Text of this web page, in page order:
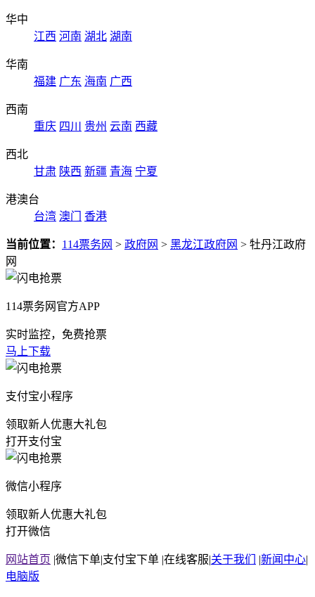
华中
江西 河南 湖北 湖南
华南
福建 广东 海南 广西
西南
重庆 四川 贵州 云南 西藏
西北
甘肃 陕西 新疆 青海 宁夏
港澳台
台湾 澳门 香港
当前位置： 114票务网 > 政府网 > 黑龙江政府网 > 牡丹江政府
网
114票务网官方APP
实时监控，免费抢票
马上下载
支付宝小程序
领取新人优惠大礼包
打开支付宝
微信小程序
领取新人优惠大礼包
打开微信
网站首页 |微信下单|支付宝下单 |在线客服|关于我们 |新闻中心|
电脑版